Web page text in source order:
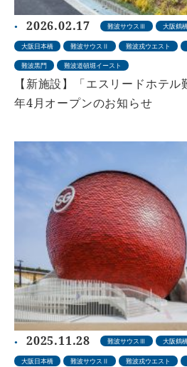
2026.02.17 難波サウスⅢ 大阪鶴
大阪日本橋 難波サウスⅡ 難波戎ウエスト
難波黒門 難波道頓堀イースト
【新施設】「エスリードホテ
年4月オープンのお知らせ
2025.11.28 難波サウスⅢ 大阪鶴
大阪日本橋 難波サウスⅡ 難波戎ウエスト